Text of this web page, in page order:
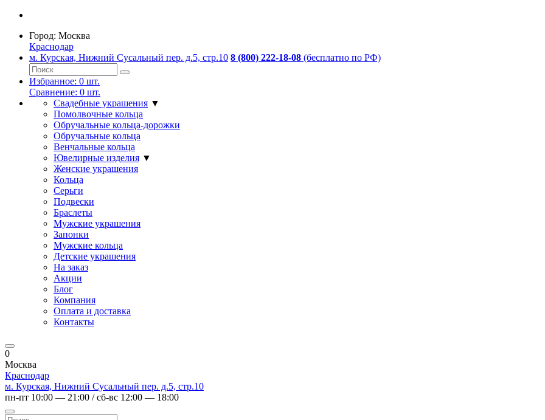
Город: Москва
Краснодар
м. Курская, Нижний Сусальный пер. д.5, стр.10 8 (800) 222-18-08 (бесплатно по РФ)
Избранное: 0 шт.
Сравнение: 0 шт.
Свадебные украшения ▼
Помолвочные кольца
Обручальные кольца-дорожки
Обручальные кольца
Венчальные кольца
Ювелирные изделия ▼
Женские украшения
Кольца
Серьги
Подвески
Браслеты
Мужские украшения
Запонки
Мужские кольца
Детские украшения
На заказ
Акции
Блог
Компания
Оплата и доставка
Контакты
0
Москва
Краснодар
м. Курская, Нижний Сусальный пер. д.5, стр.10
пн-пт 10:00 — 21:00 / сб-вс 12:00 — 18:00